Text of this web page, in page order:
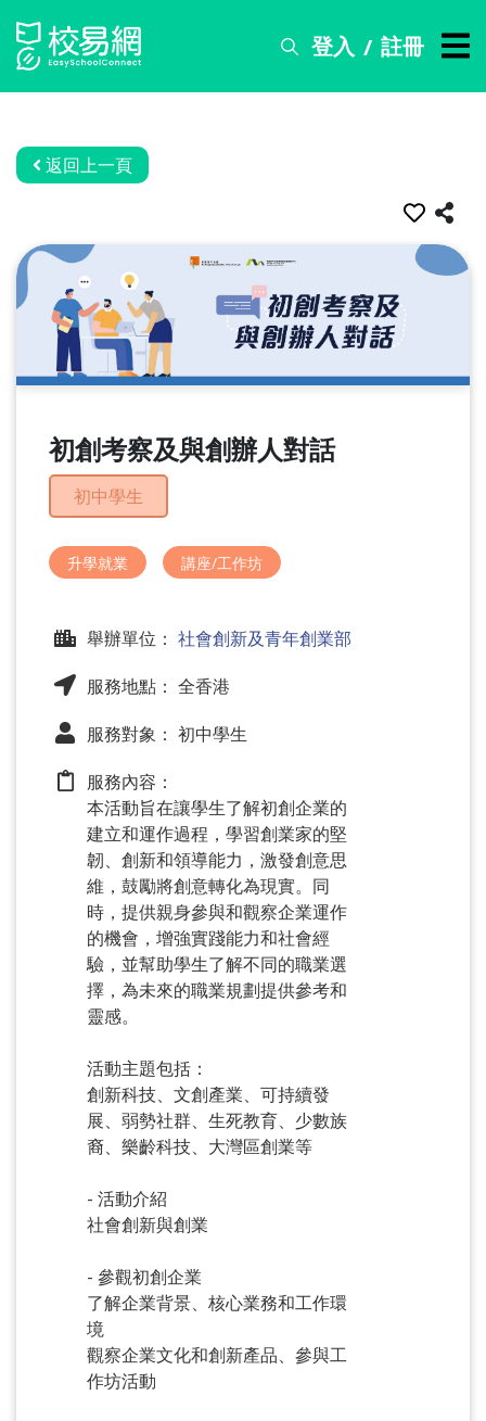
登入 / 註冊
搜
務
資
訊
我
返回上一頁
初創考察及與創辦人對話
初中學生
升學就業 講座/工作坊
舉辦單位： 社會創新及青年創業部
服務地點： 全香港
服務對象： 初中學生
服務內容：
本活動旨在讓學生了解初創企業的
建立和運作過程，學習創業家的堅
韌、創新和領導能力，激發創意思
維，鼓勵將創意轉化為現實。同
時，提供親身參與和觀察企業運作
的機會，增強實踐能力和社會經
驗，並幫助學生了解不同的職業選
擇，為未來的職業規劃提供參考和
靈感。
活動主題包括：
創新科技、文創產業、可持續發
展、弱勢社群、生死教育、少數族
裔、樂齡科技、大灣區創業等
- 活動介紹
社會創新與創業
- 參觀初創企業
了解企業背景、核心業務和工作環
境
觀察企業文化和創新產品、參與工
作坊活動